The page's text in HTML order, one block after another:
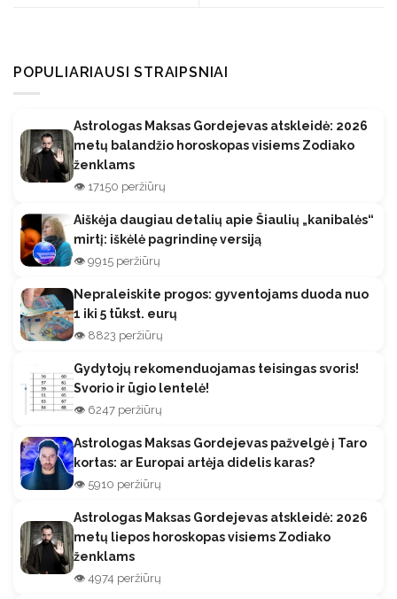
POPULIARIAUSI STRAIPSNIAI
Astrologas Maksas Gordejevas atskleidė: 2026
metų balandžio horoskopas visiems Zodiako
ženklams
👁️ 17150 peržiūrų
Aiškėja daugiau detalių apie Šiaulių „kanibalės“
mirtį: iškėlė pagrindinę versiją
👁️ 9915 peržiūrų
Nepraleiskite progos: gyventojams duoda nuo
1 iki 5 tūkst. eurų
👁️ 8823 peržiūrų
Gydytojų rekomenduojamas teisingas svoris!
Svorio ir ūgio lentelė!
👁️ 6247 peržiūrų
Astrologas Maksas Gordejevas pažvelgė į Taro
kortas: ar Europai artėja didelis karas?
👁️ 5910 peržiūrų
Astrologas Maksas Gordejevas atskleidė: 2026
metų liepos horoskopas visiems Zodiako
ženklams
👁️ 4974 peržiūrų